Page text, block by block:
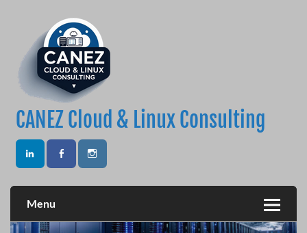
CANEZ Cloud & Linux Consulting
Menu